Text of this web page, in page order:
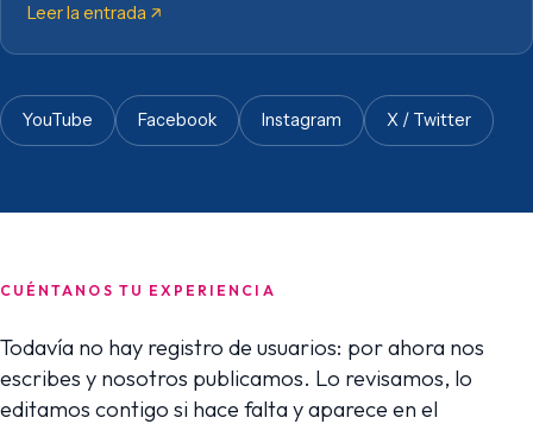
Leer la entrada
YouTube Facebook Instagram X / Twitter
CUÉNTANOS TU EXPERIENCIA
Todavía no hay registro de usuarios: por ahora nos
escribes y nosotros publicamos. Lo revisamos, lo
editamos contigo si hace falta y aparece en el